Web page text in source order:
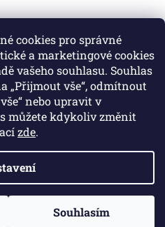
cookies pro správné
a marketingové cookies
vašeho souhlasu. Souhlas
vše“, odmítnout
nebo upravit v
můžete kdykoliv změnit
zde.
Souhlasím
. Všechna práva vyhrazena.
cookies